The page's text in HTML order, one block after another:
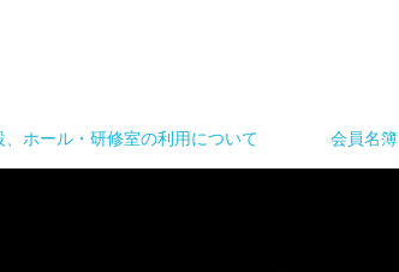
、ホール・研修室の利用について 会員名簿